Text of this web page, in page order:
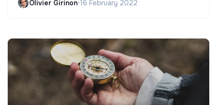
Olivier Girinon•16 February 2022